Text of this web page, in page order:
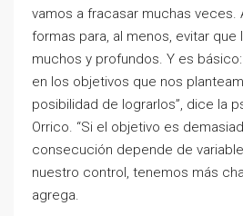
vamos a fracasar muchas veces.
formas para, al menos, evitar
muchos y profundos. Y es
en los objetivos que nos
posibilidad de lograrlos”, dice la
Orrico. “Si el objetivo es
consecución depende de
nuestro control, tenemos más
agrega.